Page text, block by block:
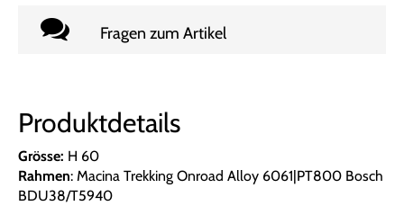
Fragen zum Artikel
Produktdetails
Grösse: H 60
Rahmen: Macina Trekking Onroad Alloy 6061|PT800 Bosch
BDU38/T5940